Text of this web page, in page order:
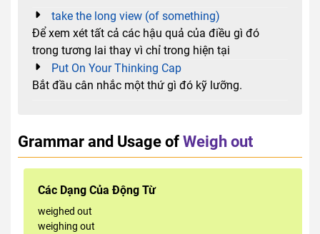
take the long view (of something)
Để xem xét tất cả các hậu quả của điều gì đó
trong tương lai thay vì chỉ trong hiện tại
Put On Your Thinking Cap
Bắt đầu cân nhắc một thứ gì đó kỹ lưỡng.
Grammar and Usage ofWeigh out
Các Dạng Của Động Từ
weighed out
weighing out